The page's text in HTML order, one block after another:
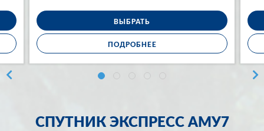
ВЫБРАТЬ
ПОДРОБНЕЕ
СПУТНИК ЭКСПРЕСС АМУ7